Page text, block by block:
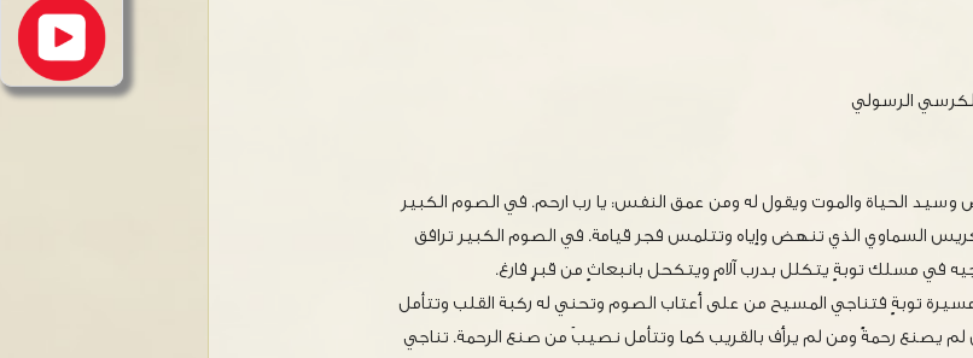
الكرسي الرسولي
وسيد الحياة والموت ويقول له ومن عمق النفس: يا رب ارحم. في الصوم الكبير
السماوي الذي تنهض وإياه وتتلمس فجر قيامة. في الصوم الكبير ترافق
في مسلك توبةٍ يتكلل بدرب آلامٍ ويتكحل بانبعاثٍ من قبرٍ فارغ.
توبةٍ فتناجي المسيح من على أعتاب الصوم وتحني له ركبة القلب وتتأمل
لم يصنع رحمةً ومن لم يرأف بالقريب كما وتتأمل نصيبَ من صنع الرحمة. تناجي